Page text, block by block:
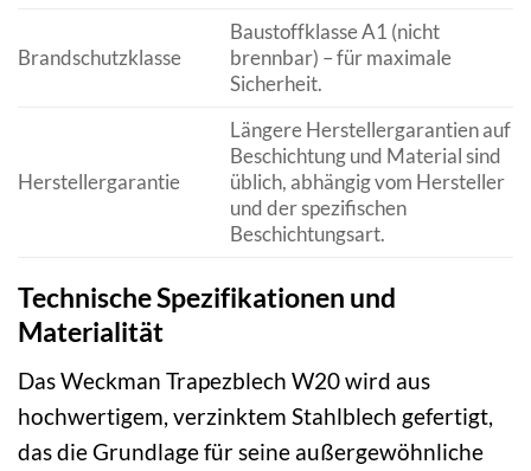
Brandschutzklasse
Baustoffklasse A1 (nicht
brennbar) – für maximale
Sicherheit.
Herstellergarantie
Längere Herstellergarantien auf
Beschichtung und Material sind
üblich, abhängig vom Hersteller
und der spezifischen
Beschichtungsart.
Technische Spezifikationen und
Materialität
Das Weckman Trapezblech W20 wird aus
hochwertigem, verzinktem Stahlblech gefertigt,
das die Grundlage für seine außergewöhnliche